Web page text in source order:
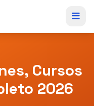
Cursos
2026